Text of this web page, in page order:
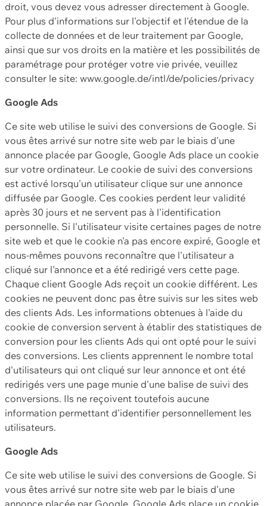
droit, vous devez vous adresser directement à Google.
Pour plus d'informations sur l'objectif et l'étendue de la
collecte de données et de leur traitement par Google,
ainsi que sur vos droits en la matière et les possibilités de
paramétrage pour protéger votre vie privée, veuillez
consulter le site: www.google.de/intl/de/policies/privacy
Google Ads
Ce site web utilise le suivi des conversions de Google. Si
vous êtes arrivé sur notre site web par le biais d'une
annonce placée par Google, Google Ads place un cookie
sur votre ordinateur. Le cookie de suivi des conversions
est activé lorsqu'un utilisateur clique sur une annonce
diffusée par Google. Ces cookies perdent leur validité
après 30 jours et ne servent pas à l'identification
personnelle. Si l'utilisateur visite certaines pages de notre
site web et que le cookie n'a pas encore expiré, Google et
nous-mêmes pouvons reconnaître que l'utilisateur a
cliqué sur l'annonce et a été redirigé vers cette page.
Chaque client Google Ads reçoit un cookie différent. Les
cookies ne peuvent donc pas être suivis sur les sites web
des clients Ads. Les informations obtenues à l'aide du
cookie de conversion servent à établir des statistiques de
conversion pour les clients Ads qui ont opté pour le suivi
des conversions. Les clients apprennent le nombre total
d'utilisateurs qui ont cliqué sur leur annonce et ont été
redirigés vers une page munie d'une balise de suivi des
conversions. Ils ne reçoivent toutefois aucune
information permettant d'identifier personnellement les
utilisateurs.
Google Ads
Ce site web utilise le suivi des conversions de Google. Si
vous êtes arrivé sur notre site web par le biais d'une